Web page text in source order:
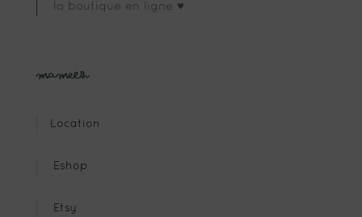
la boutique en ligne ♥
Mameez
Location
Eshop
Etsy